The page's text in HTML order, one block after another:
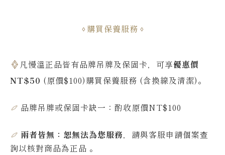
購買保養服務
凡慢溫正品皆有品牌吊牌及保固卡，可享優惠價
NT$50 (原價$100)購買保養服務 (含換線及清潔)。
品牌吊牌或保固卡缺一：酌收原價NT$100
兩者皆無：恕無法為您服務，請與客服申請個案查
詢以核對商品為正品 。